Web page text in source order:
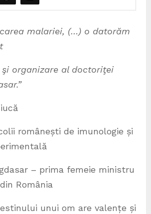
malariei, (…) o datorăm
şi organizare al doctoriţei
românești de imunologie și
– prima femeie ministru
România
unui om are valențe și